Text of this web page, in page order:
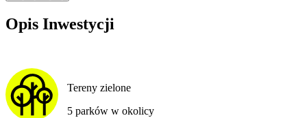
Opis Inwestycji
Tereny zielone
5 parków w okolicy